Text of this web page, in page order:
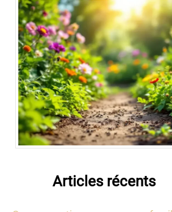
Articles récents